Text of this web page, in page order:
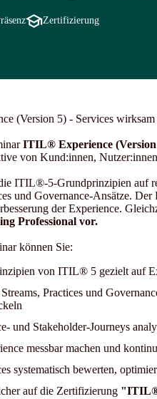
Zertifizierung
(Version 5) - Services wirksam
ITIL® Experience (Version
von Kund:innen,
ITIL®-5-Grundprinzipien auf
und Governance-Ansätze.
der Experience.
Professional vor.
können Sie:
von ITIL® 5 gezielt auf
Practices und
und Stakeholder-Journeys
messbar machen und
systematisch bewerten,
auf die Zertifizierung "ITIL®